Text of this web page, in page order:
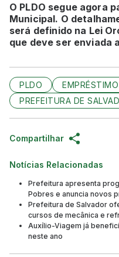
O PLDO segue agora
Municipal. O
será definido na Lei
que deve ser enviada
PLDO
EMPRÉSTIMO
PREFEITURA DE
Compartilhar
Notícias Relacionadas
Prefeitura apresenta
Pobres e anuncia novos
Prefeitura de Salvador
cursos de mecânica e
Auxílio-Viagem já
neste ano